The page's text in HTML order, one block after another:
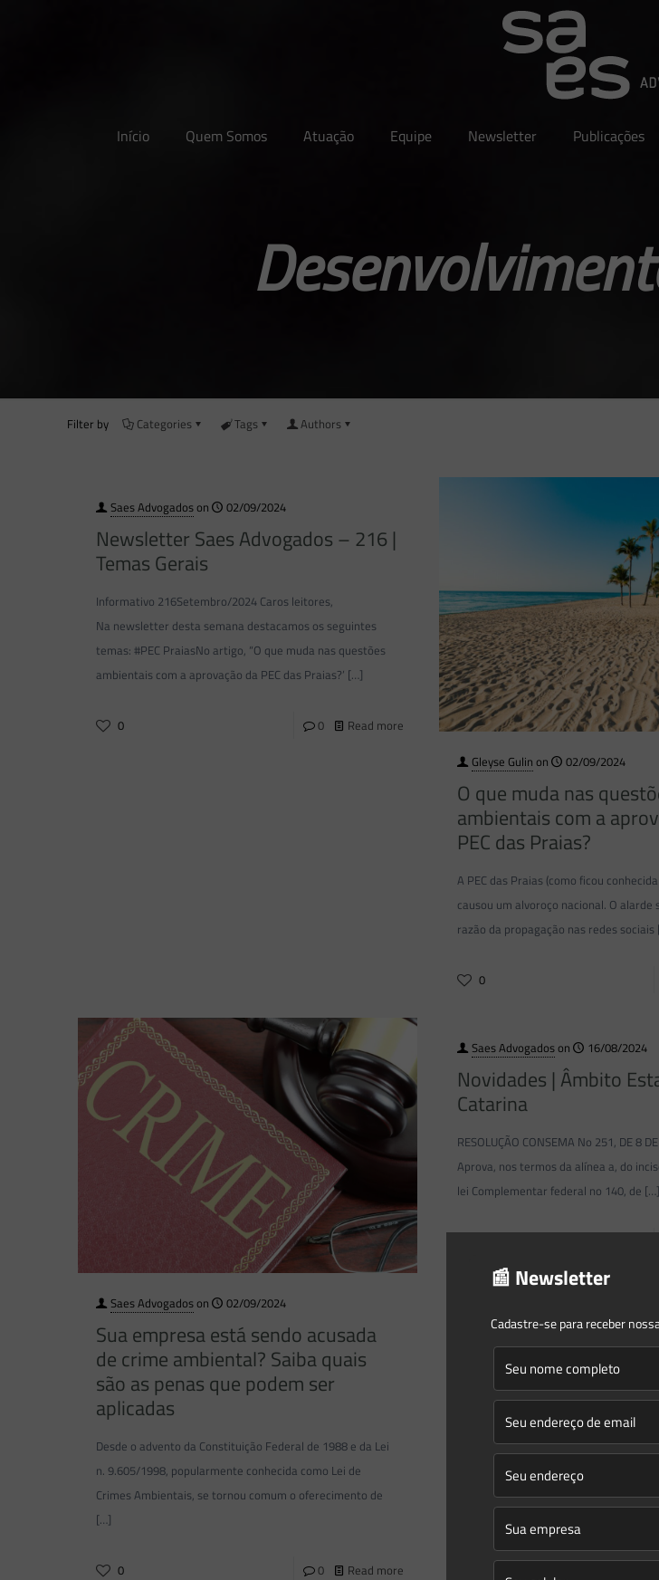
Início Quem Somos Atuação Equipe Newsletter Publicações
Filter by Categories Tags Authors
Saes Advogadoson 02/09/2024
Newsletter Saes Advogados – 216 |
Temas Gerais
Informativo 216Setembro/2024 Caros leitores,
Na newsletter desta semana destacamos os seguintes
temas: #PEC PraiasNo artigo, “O que muda nas questões
ambientais com a aprovação da PEC das Praias?’ […]
0 0 Read more
Gleyse Gulin on 02/09/2024
O que muda nas
ambientais com a
PEC das Praias?
A PEC das Praias (como ficou
causou um alvoroço nacional. O alarde
razão da propagação nas redes sociais
0
Saes Advogadoson 02/09/2024
Sua empresa está sendo acusada
de crime ambiental? Saiba quais
são as penas que podem ser
aplicadas
Desde o advento da Constituição Federal de 1988 e da Lei
n. 9.605/1998, popularmente conhecida como Lei de
Crimes Ambientais, se tornou comum o oferecimento de
[…]
0 0 Read more
Saes Advogadoson 16/08/2024
Novidades | Âmbito
Catarina
RESOLUÇÃO CONSEMA No 251, DE 8
Aprova, nos termos da alínea a, do
lei Complementar federal no 140, de […]
📰 Newsletter
Cadastre-se para receber